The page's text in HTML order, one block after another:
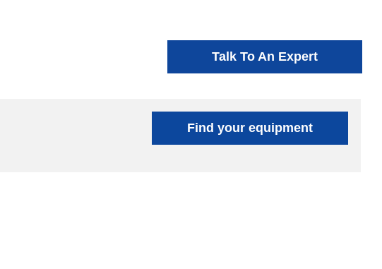
Talk To An Expert
Find your equipment